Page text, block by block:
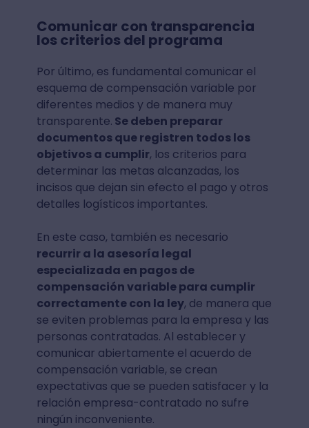
Comunicar con transparencia
los criterios del programa
Por último, es fundamental comunicar el
esquema de compensación variable por
diferentes medios y de manera muy
transparente. Se deben preparar
documentos que registren todos los
objetivos a cumplir, los criterios para
determinar las metas alcanzadas, los
incisos que dejan sin efecto el pago y otros
detalles logísticos importantes.
En este caso, también es necesario
recurrir a la asesoría legal
especializada en pagos de
compensación variable para cumplir
correctamente con la ley, de manera que
se eviten problemas para la empresa y las
personas contratadas. Al establecer y
comunicar abiertamente el acuerdo de
compensación variable, se crean
expectativas que se pueden satisfacer y la
relación empresa-contratado no sufre
ningún inconveniente.